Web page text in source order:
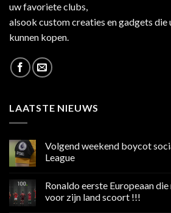
uw favoriete clubs,
alsook custom creaties en gadgets die
kunnen kopen.
LAATSTE NIEUWS
Volgend weekend boycot
League
op
weekend
Ronaldo eerste Europeaan
voor zijn land scoort !!!